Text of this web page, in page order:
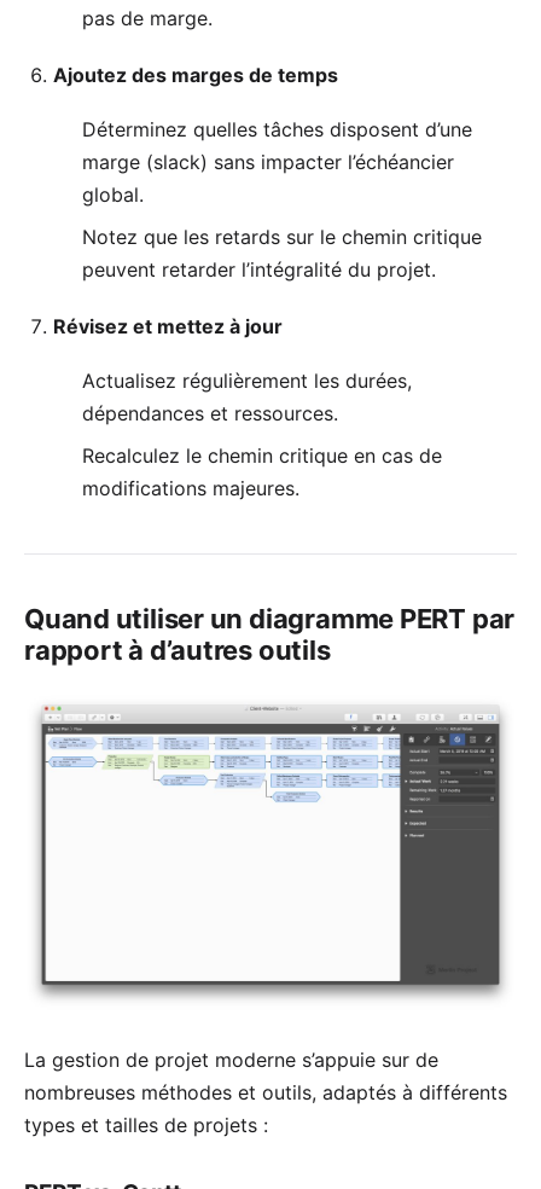
pas de marge.
Ajoutez des marges de temps
Déterminez quelles tâches disposent d’une
marge (slack) sans impacter l’échéancier
global.
Notez que les retards sur le chemin critique
peuvent retarder l’intégralité du projet.
Révisez et mettez à jour
Actualisez régulièrement les durées,
dépendances et ressources.
Recalculez le chemin critique en cas de
modifications majeures.
Quand utiliser un diagramme PERT par
rapport à d’autres outils
La gestion de projet moderne s’appuie sur de
nombreuses méthodes et outils, adaptés à différents
types et tailles de projets :